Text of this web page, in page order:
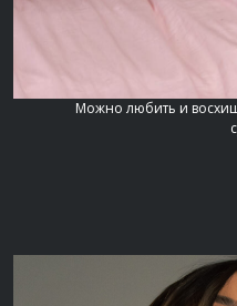
Можно любить и